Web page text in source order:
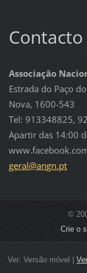
Contacto
Associação
Estrada do Paço
Nova, 1600-543
Tel: 913348825,
Apartir das 14:00
geral@angn.pt
©
Crie o
Ver: Versão móvel